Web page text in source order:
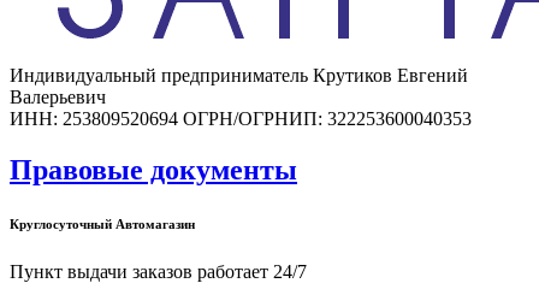
Индивидуальный предприниматель Крутиков Евгений
Валерьевич
ИНН: 253809520694 ОГРН/ОГРНИП: 322253600040353
Правовые документы
Круглосуточный Автомагазин
Пункт выдачи заказов работает 24/7